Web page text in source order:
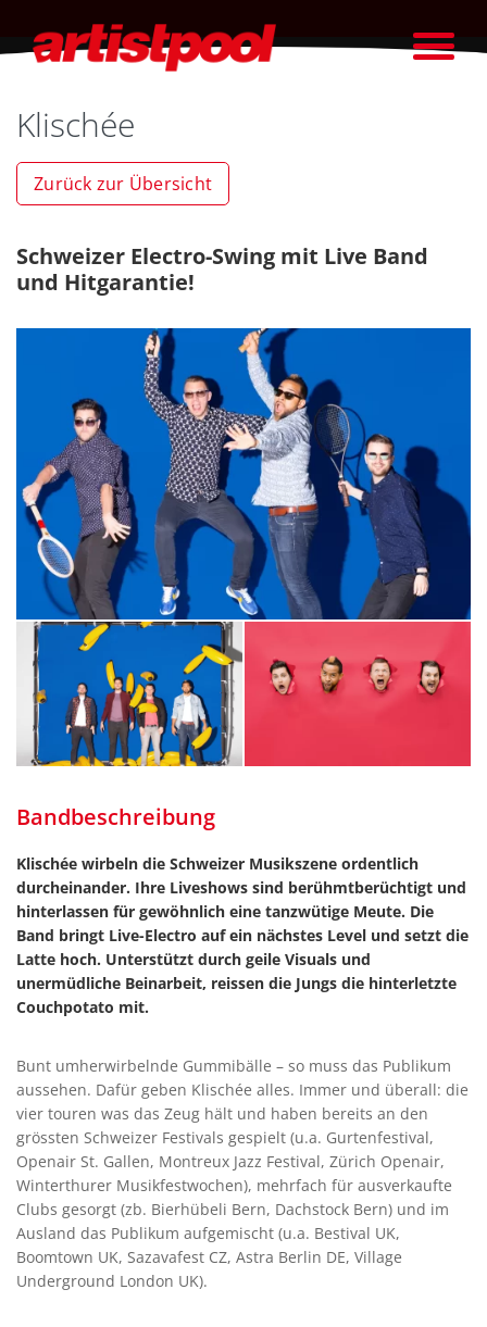
Klischée
Zurück zur Übersicht
Schweizer Electro-Swing mit Live Band
und Hitgarantie!
Bandbeschreibung
Klischée wirbeln die Schweizer Musikszene ordentlich
durcheinander. Ihre Liveshows sind berühmtberüchtigt und
hinterlassen für gewöhnlich eine tanzwütige Meute. Die
Band bringt Live-Electro auf ein nächstes Level und setzt die
Latte hoch. Unterstützt durch geile Visuals und
unermüdliche Beinarbeit, reissen die Jungs die hinterletzte
Couchpotato mit.
Bunt umherwirbelnde Gummibälle – so muss das Publikum
aussehen. Dafür geben Klischée alles. Immer und überall: die
vier touren was das Zeug hält und haben bereits an den
grössten Schweizer Festivals gespielt (u.a. Gurtenfestival,
Openair St. Gallen, Montreux Jazz Festival, Zürich Openair,
Winterthurer Musikfestwochen), mehrfach für ausverkaufte
Clubs gesorgt (zb. Bierhübeli Bern, Dachstock Bern) und im
Ausland das Publikum aufgemischt (u.a. Bestival UK,
Boomtown UK, Sazavafest CZ, Astra Berlin DE, Village
Underground London UK).